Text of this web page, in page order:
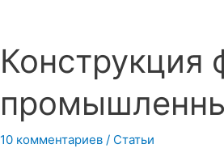
Конструкция
10 комментариев / Статьи